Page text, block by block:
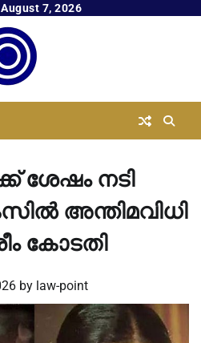
7, 2026
ശേഷം നടി
അന്തിമവിധി
കോടതി
by law-point